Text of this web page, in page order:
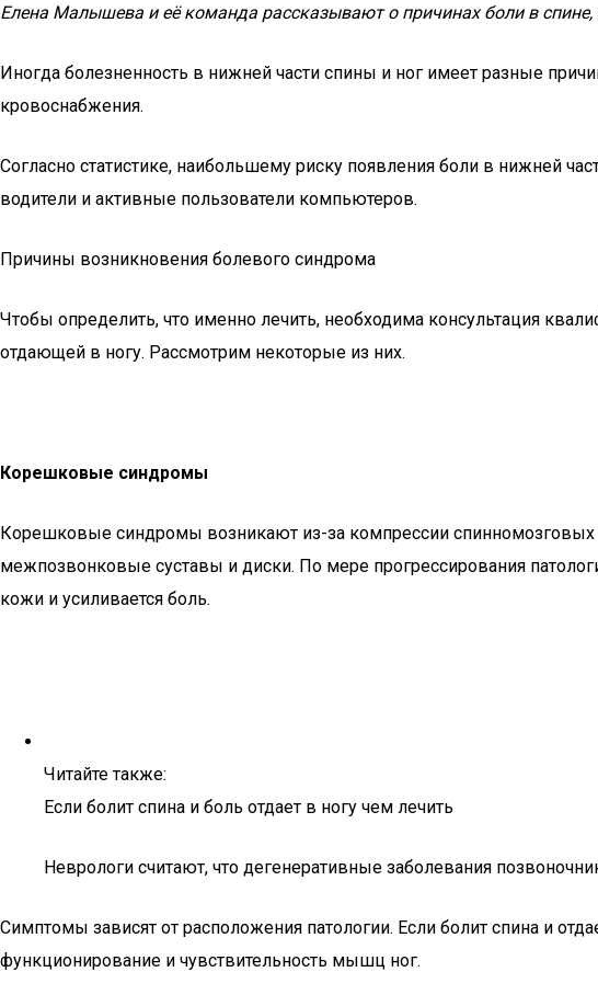
Елена Малышева и её команда рассказывают о причинах боли в
Иногда болезненность в нижней части спины и ног имеет разные
кровоснабжения.
Согласно статистике, наибольшему риску появления боли в нижней
водители и активные пользователи компьютеров.
Причины возникновения болевого синдрома
Чтобы определить, что именно лечить, необходима консультация
отдающей в ногу. Рассмотрим некоторые из них.
Корешковые синдромы
Корешковые синдромы возникают из-за компрессии спинномозговых
межпозвонковые суставы и диски. По мере прогрессирования
кожи и усиливается боль.
Читайте также:
Если болит спина и боль отдает в ногу чем лечить
Неврологи считают, что дегенеративные заболевания
Симптомы зависят от расположения патологии. Если болит спина и
функционирование и чувствительность мышц ног.